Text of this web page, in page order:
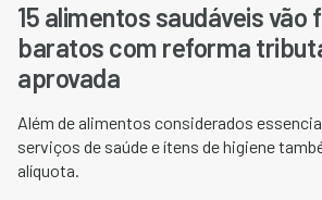
15 alimentos saudáveis vão
baratos com reforma
aprovada
Além de alimentos considerados
serviços de saúde e ítens de higiene
alíquota.